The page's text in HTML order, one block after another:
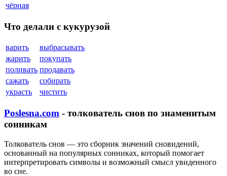
чёрная
Что делали с кукурузой
варить
выбрасывать
жарить
покупать
поливать продавать
сажать
собирать
украсть
чистить
Poslesna.com - толкователь снов по знаменитым
сонникам
Толкователь снов — это сборник значений сновидений,
основанный на популярных сонниках, который помогает
интерпретировать символы и возможный смысл увиденного
во сне.